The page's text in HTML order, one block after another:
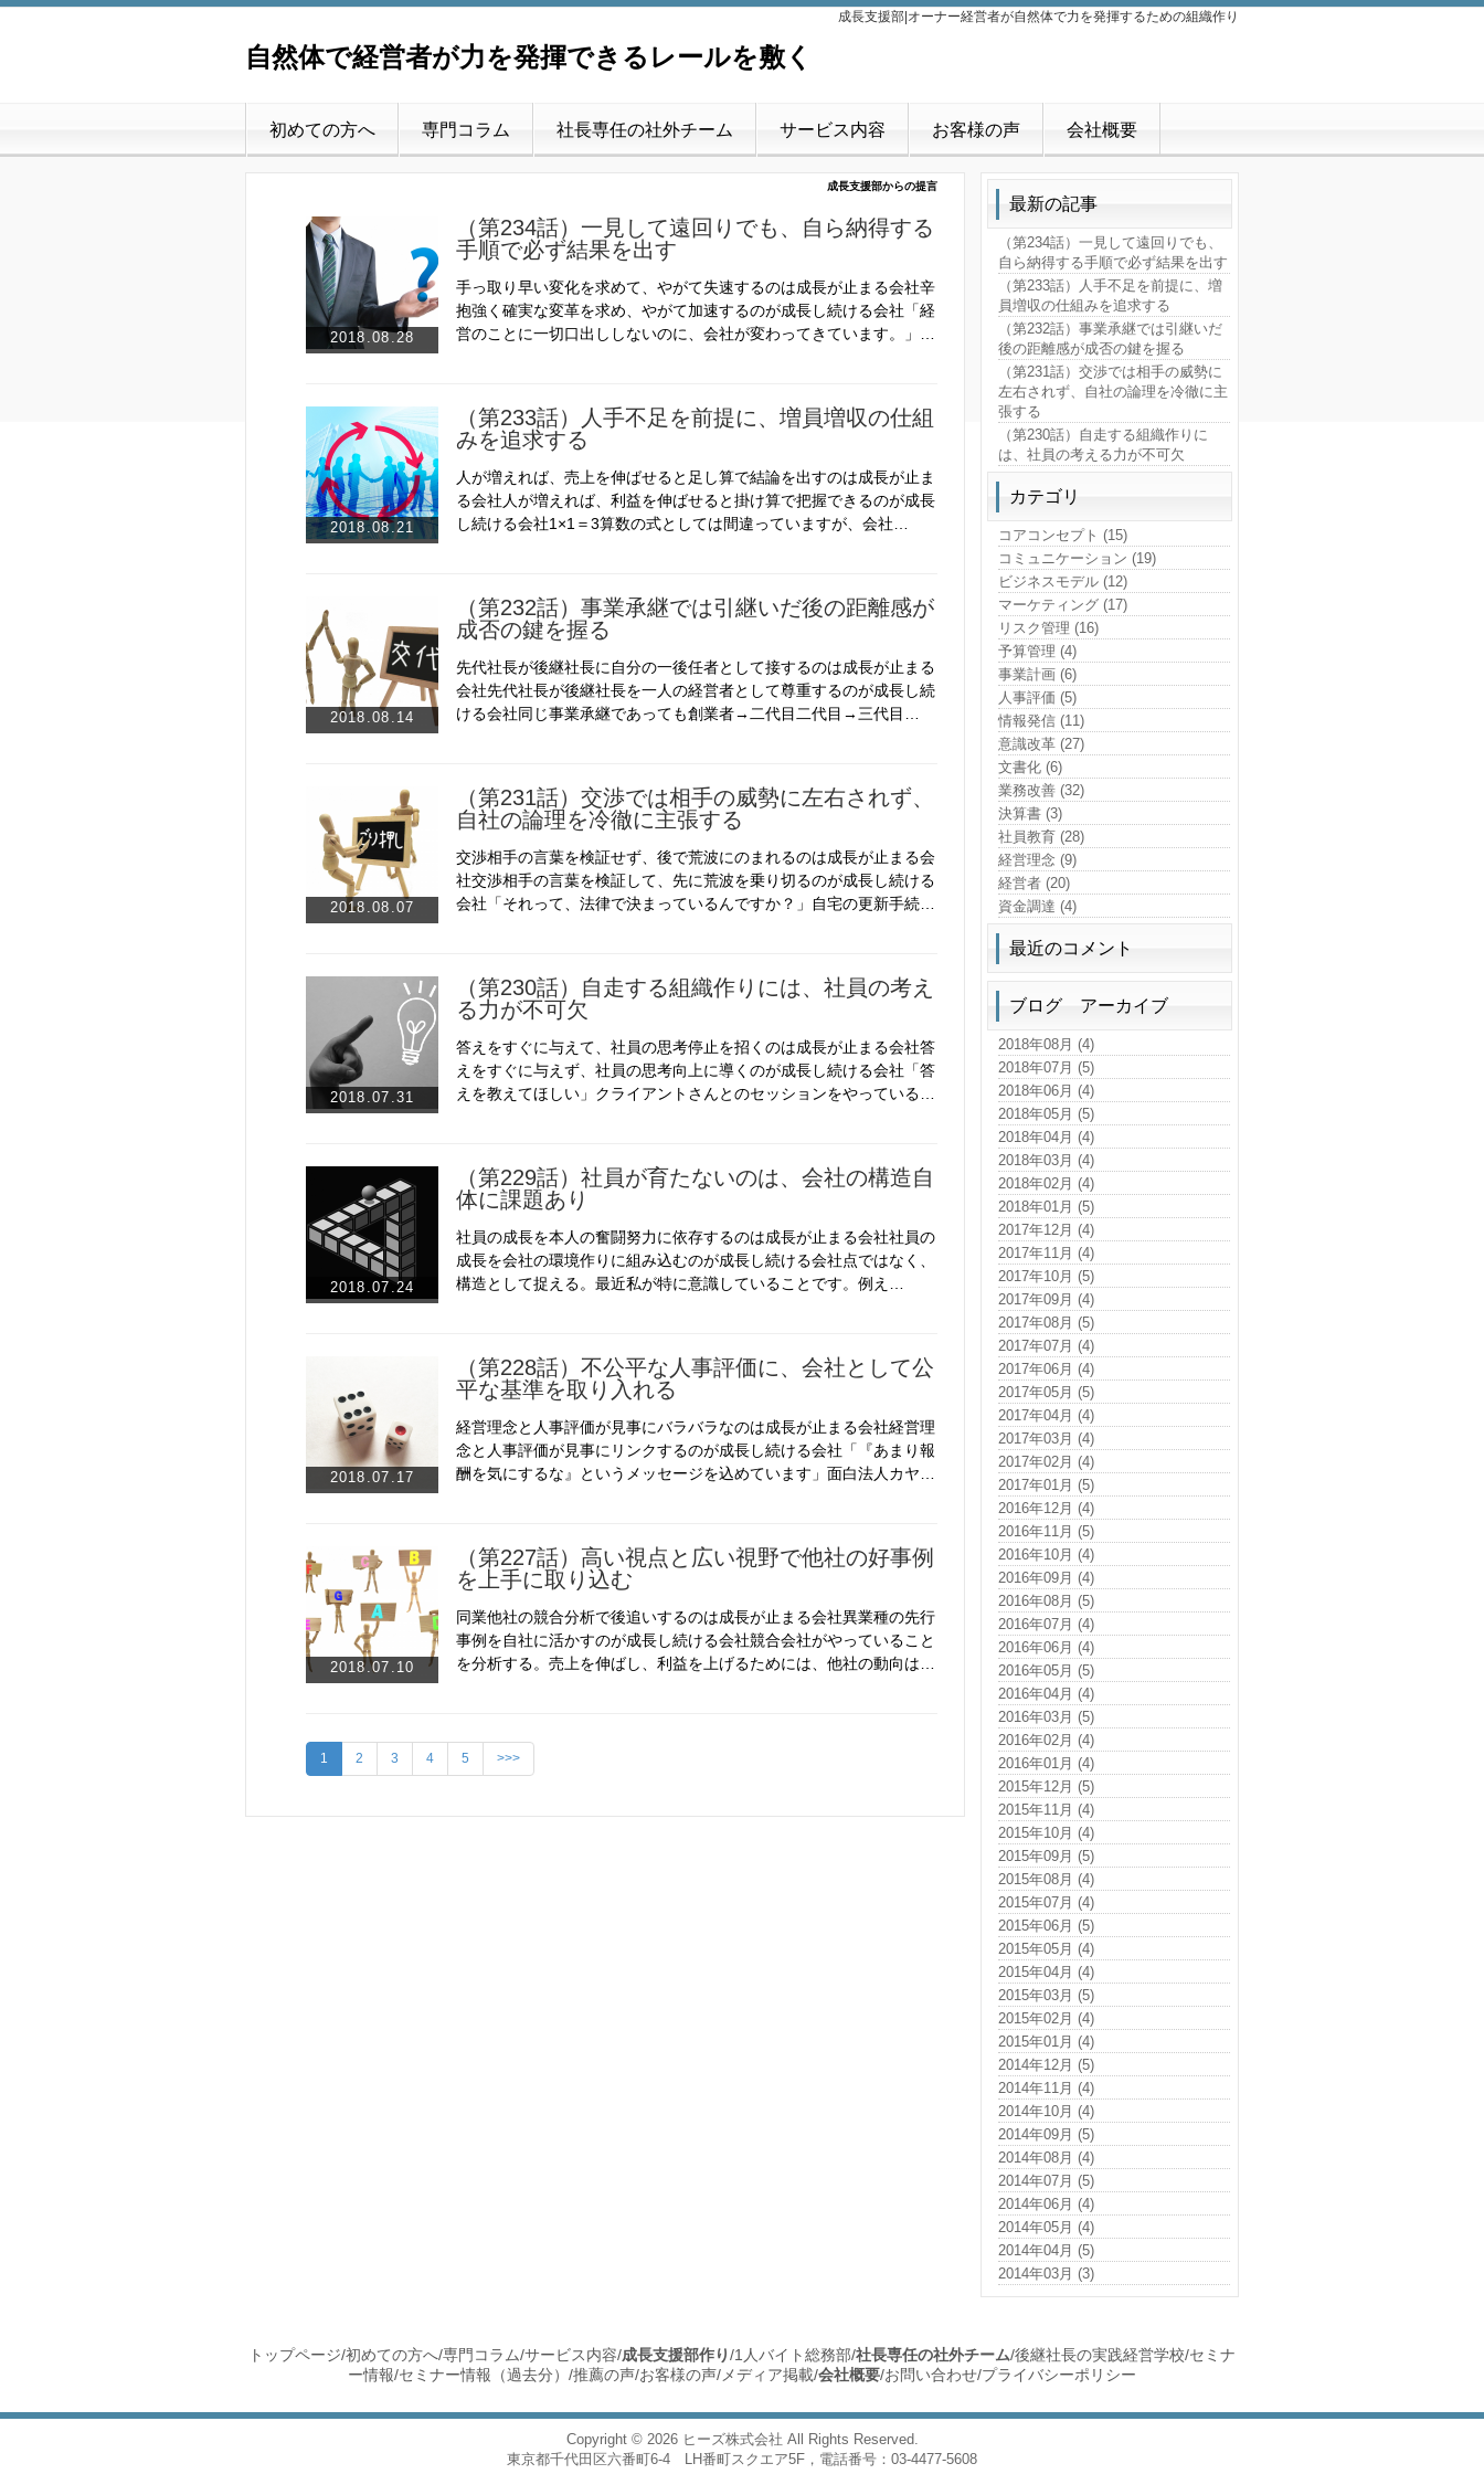
成長支援部|オーナー経営者が自然体で力を発揮するための組織作り
自然体で経営者が力を発揮できるレールを敷く
初めての方へ 専門コラム 社長専任の社外チーム サービス内容 お客様の声 会社概要
成長支援部からの提言
2018.08.28
（第234話）一見して遠回りでも、自ら納得する
手順で必ず結果を出す
手っ取り早い変化を求めて、やがて失速するのは成長が止まる会社辛
抱強く確実な変革を求め、やがて加速するのが成長し続ける会社「経
営のことに一切口出ししないのに、会社が変わってきています。」…
2018.08.21
（第233話）人手不足を前提に、増員増収の仕組
みを追求する
人が増えれば、売上を伸ばせると足し算で結論を出すのは成長が止ま
る会社人が増えれば、利益を伸ばせると掛け算で把握できるのが成長
し続ける会社1×1＝3算数の式としては間違っていますが、会社…
2018.08.14
（第232話）事業承継では引継いだ後の距離感が
成否の鍵を握る
先代社長が後継社長に自分の一後任者として接するのは成長が止まる
会社先代社長が後継社長を一人の経営者として尊重するのが成長し続
ける会社同じ事業承継であっても創業者→二代目二代目→三代目…
2018.08.07
（第231話）交渉では相手の威勢に左右されず、
自社の論理を冷徹に主張する
交渉相手の言葉を検証せず、後で荒波にのまれるのは成長が止まる会
社交渉相手の言葉を検証して、先に荒波を乗り切るのが成長し続ける
会社「それって、法律で決まっているんですか？」自宅の更新手続…
2018.07.31
（第230話）自走する組織作りには、社員の考え
る力が不可欠
答えをすぐに与えて、社員の思考停止を招くのは成長が止まる会社答
えをすぐに与えず、社員の思考向上に導くのが成長し続ける会社「答
えを教えてほしい」クライアントさんとのセッションをやっている…
2018.07.24
（第229話）社員が育たないのは、会社の構造自
体に課題あり
社員の成長を本人の奮闘努力に依存するのは成長が止まる会社社員の
成長を会社の環境作りに組み込むのが成長し続ける会社点ではなく、
構造として捉える。最近私が特に意識していることです。例え…
2018.07.17
（第228話）不公平な人事評価に、会社として公
平な基準を取り入れる
経営理念と人事評価が見事にバラバラなのは成長が止まる会社経営理
念と人事評価が見事にリンクするのが成長し続ける会社「『あまり報
酬を気にするな』というメッセージを込めています」面白法人カヤ…
2018.07.10
（第227話）高い視点と広い視野で他社の好事例
を上手に取り込む
同業他社の競合分析で後追いするのは成長が止まる会社異業種の先行
事例を自社に活かすのが成長し続ける会社競合会社がやっていること
を分析する。売上を伸ばし、利益を上げるためには、他社の動向は…
1 2 3 4 5 >>>
最新の記事
（第234話）一見して遠回りでも、
自ら納得する手順で必ず結果を出す
（第233話）人手不足を前提に、増
員増収の仕組みを追求する
（第232話）事業承継では引継いだ
後の距離感が成否の鍵を握る
（第231話）交渉では相手の威勢に
左右されず、自社の論理を冷徹に主
張する
（第230話）自走する組織作りに
は、社員の考える力が不可欠
カテゴリ
コアコンセプト (15)
コミュニケーション (19)
ビジネスモデル (12)
マーケティング (17)
リスク管理 (16)
予算管理 (4)
事業計画 (6)
人事評価 (5)
情報発信 (11)
意識改革 (27)
文書化 (6)
業務改善 (32)
決算書 (3)
社員教育 (28)
経営理念 (9)
経営者 (20)
資金調達 (4)
最近のコメント
ブログ アーカイブ
2018年08月 (4)
2018年07月 (5)
2018年06月 (4)
2018年05月 (5)
2018年04月 (4)
2018年03月 (4)
2018年02月 (4)
2018年01月 (5)
2017年12月 (4)
2017年11月 (4)
2017年10月 (5)
2017年09月 (4)
2017年08月 (5)
2017年07月 (4)
2017年06月 (4)
2017年05月 (5)
2017年04月 (4)
2017年03月 (4)
2017年02月 (4)
2017年01月 (5)
2016年12月 (4)
2016年11月 (5)
2016年10月 (4)
2016年09月 (4)
2016年08月 (5)
2016年07月 (4)
2016年06月 (4)
2016年05月 (5)
2016年04月 (4)
2016年03月 (5)
2016年02月 (4)
2016年01月 (4)
2015年12月 (5)
2015年11月 (4)
2015年10月 (4)
2015年09月 (5)
2015年08月 (4)
2015年07月 (4)
2015年06月 (5)
2015年05月 (4)
2015年04月 (4)
2015年03月 (5)
2015年02月 (4)
2015年01月 (4)
2014年12月 (5)
2014年11月 (4)
2014年10月 (4)
2014年09月 (5)
2014年08月 (4)
2014年07月 (5)
2014年06月 (4)
2014年05月 (4)
2014年04月 (5)
2014年03月 (3)
トップページ/初めての方へ/専門コラム/サービス内容/成長支援部作り/1人バイト総務部/社長専任の社外チーム/後継社長の実践経営学校/セミナ
ー情報/セミナー情報（過去分） /推薦の声/お客様の声/ メディア掲載/会社概要/お問い合わせ/プライバシーポリシー
Copyright © 2026 ヒーズ株式会社 All Rights Reserved.
東京都千代田区六番町6-4 LH番町スクエア5F，電話番号：03-4477-5608